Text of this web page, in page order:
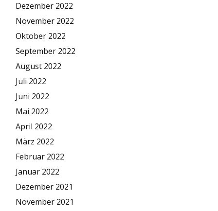
Dezember 2022
November 2022
Oktober 2022
September 2022
August 2022
Juli 2022
Juni 2022
Mai 2022
April 2022
März 2022
Februar 2022
Januar 2022
Dezember 2021
November 2021